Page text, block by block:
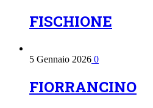
FISCHIONE
5 Gennaio 2026 0
FIORRANCINO